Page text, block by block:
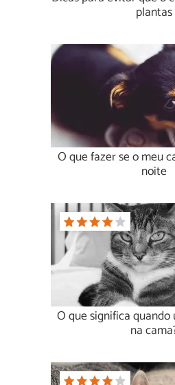
plantas
O que fazer se o meu
noite
O que significa
na